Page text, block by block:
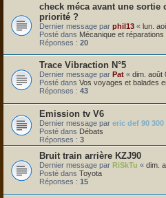
check méca avant une
priorité ?
Dernier message par phil13 « lun.
Posté dans Mécanique et réparations
Réponses : 20
Trace Vibraction N°5
Dernier message par Pat « dim. août
Posté dans Vos voyages et balades
Réponses : 43
Emission tv V6
Dernier message par eric def 90
Posté dans Débats
Réponses : 3
Bruit train arrière KZJ90
Dernier message par RiSkTu « dim.
Posté dans Toyota
Réponses : 15